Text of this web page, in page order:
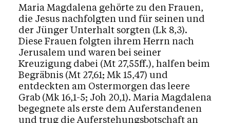
Maria Magdalena gehörte zu den Frauen,
die Jesus nachfolgten und für seinen und
der Jünger Unterhalt sorgten (Lk 8,3).
Diese Frauen folgten ihrem Herrn nach
Jerusalem und waren bei seiner
Kreuzigung dabei (Mt 27,55ff.), halfen beim
Begräbnis (Mt 27,61; Mk 15,47) und
entdeckten am Ostermorgen das leere
Grab (Mk 16,1-5; Joh 20,1). Maria Magdalena
begegnete als erste dem Auferstandenen
und trug die Auferstehungsbotschaft an